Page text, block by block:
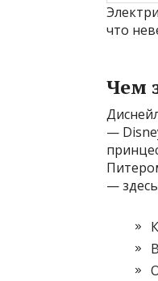
что
Чем
—
—